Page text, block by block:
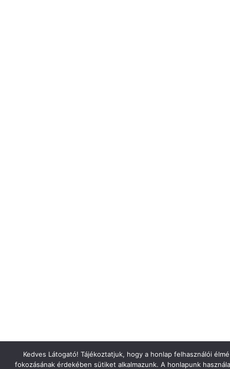
Kedves Látogató! Tájékoztatjuk, hogy a honlap felhasználói
fokozásának érdekében sütiket alkalmazunk. A honlapunk